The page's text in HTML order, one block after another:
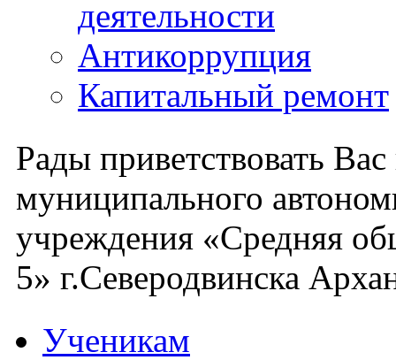
деятельности
Антикоррупция
Капитальный ремонт
Рады приветствовать
муниципального
учреждения «Средняя
5» г.Северодвинска
Ученикам